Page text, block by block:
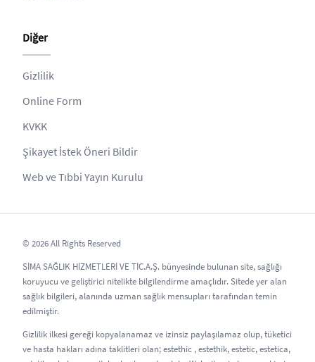
Diğer
Gizlilik
Online Form
KVKK
Şikayet İstek Öneri Bildir
Web ve Tıbbi Yayın Kurulu
© 2026 All Rights Reserved
SİMA SAĞLIK HİZMETLERİ VE TİC.A.Ş. bünyesinde bulunan site, sağlığı
koruyucu ve geliştirici nitelikte bilgilendirme amaçlıdır. Sitede yer alan
sağlık bilgileri, alanında uzman sağlık mensupları tarafından temin
edilmiştir.
Gizlilik ilkesi gereği kopyalanamaz ve izinsiz paylaşılamaz olup, tüketici
ve hasta hakları adına taklitleri olan; estethic , estethik, estetic, estetica,